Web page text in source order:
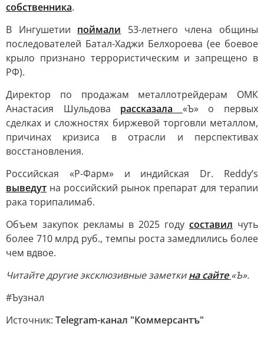
собственника.
В Ингушетии поймали 53-летнего члена общины
последователей Батал-Хаджи Белхороева (ее боевое
крыло признано террористическим и запрещено в
РФ).
Директор по продажам металлотрейдерам ОМК
Анастасия Шульдова рассказала
«Ъ» о первых
сделках и сложностях биржевой торговли металлом,
причинах кризиса в отрасли и перспективах
восстановления.
Российская «Р-Фарм» и индийская Dr. Reddy’s
выведут на российский рынок препарат для терапии
рака торипалимаб.
Объем закупок рекламы в 2025 году составил чуть
более 710 млрд руб., темпы роста замедлились более
чем вдвое.
Читайте другие эксклюзивные заметкина сайте«Ъ».
#Ъузнал
Источник: Telegram-канал "Коммерсантъ"